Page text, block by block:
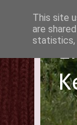
This site
are
statistics,